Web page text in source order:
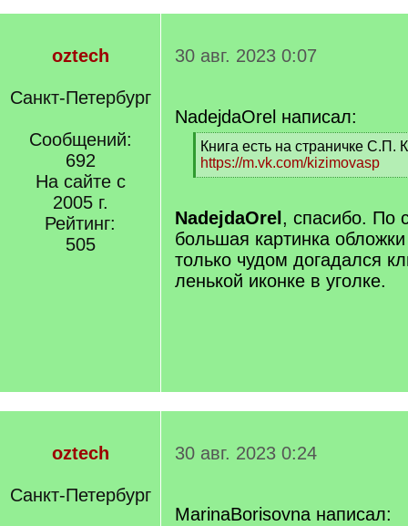
oztech
Санкт-Петербург
Сообщений:
692
На сайте с
2005 г.
Рейтинг:
505
30 авг. 2023 0:07
NadejdaOrel написал:
[
q
]
Книга есть на страничке С.П.
https://m.vk.com/kizimovasp
[
q
]
NadejdaOrel , спасибо. По
большая картинка обложки
только чудом догадался
ленькой иконке в уголке.
oztech
Санкт-Петербург
30 авг. 2023 0:24
MarinaBorisovna написал: